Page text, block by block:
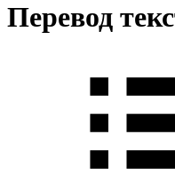
Перевод